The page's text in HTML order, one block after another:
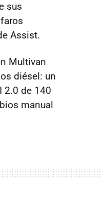
sus
Assist.
Multivan
diésel: un
2.0 de 140
manual